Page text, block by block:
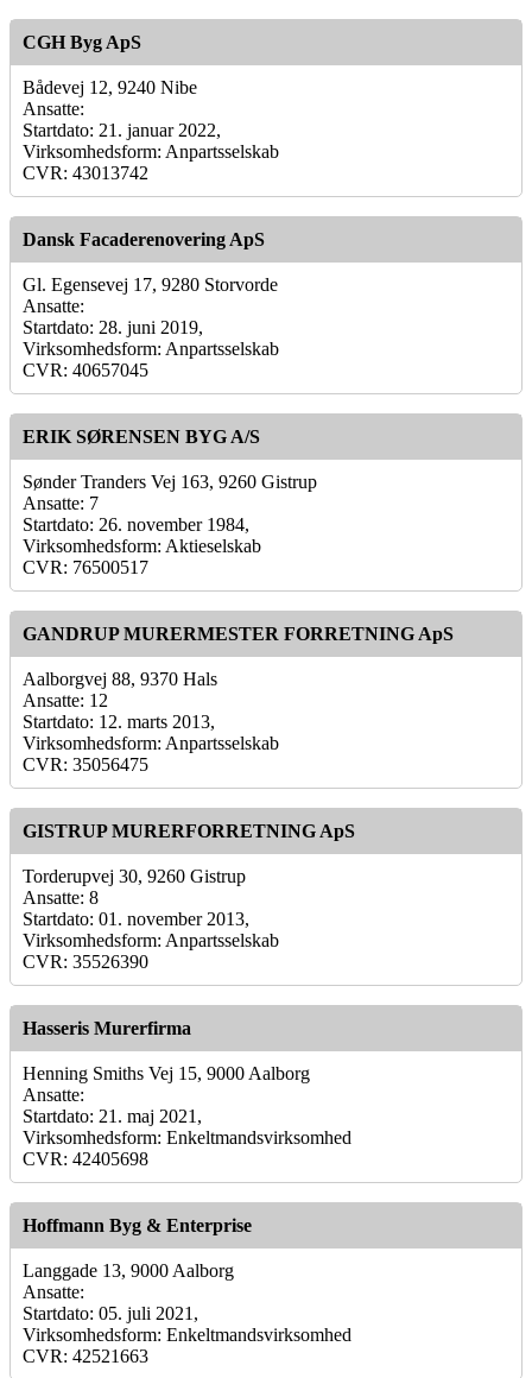
CGH Byg ApS
Bådevej 12, 9240 Nibe
Ansatte:
Startdato: 21. januar 2022,
Virksomhedsform: Anpartsselskab
CVR: 43013742
Dansk Facaderenovering ApS
Gl. Egensevej 17, 9280 Storvorde
Ansatte:
Startdato: 28. juni 2019,
Virksomhedsform: Anpartsselskab
CVR: 40657045
ERIK SØRENSEN BYG A/S
Sønder Tranders Vej 163, 9260 Gistrup
Ansatte: 7
Startdato: 26. november 1984,
Virksomhedsform: Aktieselskab
CVR: 76500517
GANDRUP MURERMESTER FORRETNING ApS
Aalborgvej 88, 9370 Hals
Ansatte: 12
Startdato: 12. marts 2013,
Virksomhedsform: Anpartsselskab
CVR: 35056475
GISTRUP MURERFORRETNING ApS
Torderupvej 30, 9260 Gistrup
Ansatte: 8
Startdato: 01. november 2013,
Virksomhedsform: Anpartsselskab
CVR: 35526390
Hasseris Murerfirma
Henning Smiths Vej 15, 9000 Aalborg
Ansatte:
Startdato: 21. maj 2021,
Virksomhedsform: Enkeltmandsvirksomhed
CVR: 42405698
Hoffmann Byg & Enterprise
Langgade 13, 9000 Aalborg
Ansatte:
Startdato: 05. juli 2021,
Virksomhedsform: Enkeltmandsvirksomhed
CVR: 42521663